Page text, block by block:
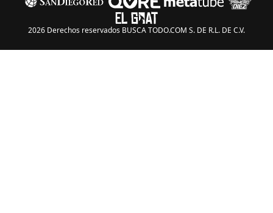
2026 Derechos reservados BUSCA TODO.COM S. DE R.L. DE C.V.